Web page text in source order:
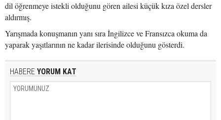
dil öğrenmeye istekli olduğunu gören ailesi küçük kıza özel dersler
aldırmış.
Yarışmada konuşmanın yanı sıra İngilizce ve Fransızca okuma da
yaparak yaşıtlarının ne kadar ilerisinde olduğunu gösterdi.
HABERE YORUM KAT